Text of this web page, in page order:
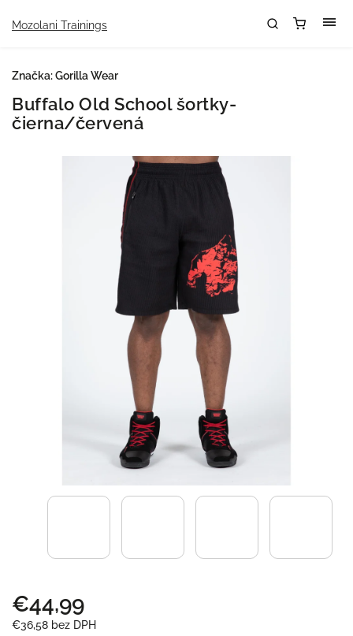
Mozolani Trainings
Buffalo Old School šortky-
čierna/červená
€44,99
€36,58 bez DPH
Značka:Gorilla Wear